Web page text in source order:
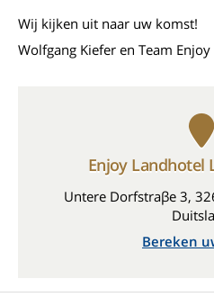
Wij kijken uit naar uw komst!
Wolfgang Kiefer en Team
Enjoy Landhotel
Untere Dorfstraβe 3,
Bereken